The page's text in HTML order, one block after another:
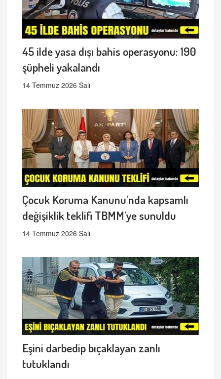
45 ilde yasa dışı bahis operasyonu: 190
şüpheli yakalandı
14 Temmuz 2026 Salı
Çocuk Koruma Kanunu'nda kapsamlı
değişiklik teklifi TBMM'ye sunuldu
14 Temmuz 2026 Salı
Eşini darbedip bıçaklayan zanlı
tutuklandı